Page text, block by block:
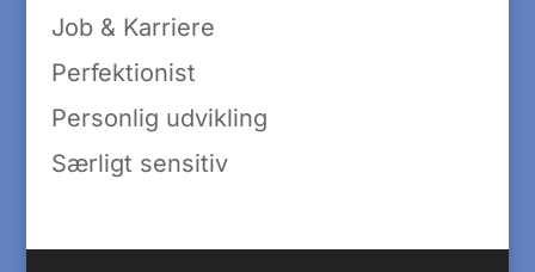
Job & Karriere
Perfektionist
Personlig udvikling
Særligt sensitiv